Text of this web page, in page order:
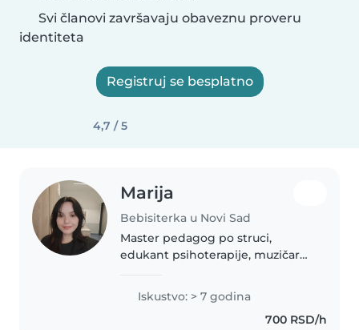
Svi članovi završavaju obaveznu proveru
identiteta
Registruj se besplatno
4,7 / 5
Marija
Bebisiterka u Novi Sad
Master pedagog po struci,
edukant psihoterapije, muzičar
pisac. Poželjne lokacije: Novi
Banovci, Batajnica, Zemun, Novi
Beograd, Novi Sad. Iza mene je..
Iskustvo: > 7 godina
700 RSD/h